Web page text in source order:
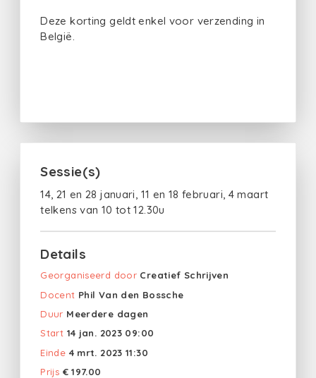
Deze korting geldt enkel voor verzending in
België.
Sessie(s)
14, 21 en 28 januari, 11 en 18 februari, 4 maart
telkens van 10 tot 12.30u
Details
Georganiseerd door Creatief Schrijven
Docent Phil Van den Bossche
Duur Meerdere dagen
Start 14 jan. 2023 09:00
Einde 4 mrt. 2023 11:30
Prijs € 197.00